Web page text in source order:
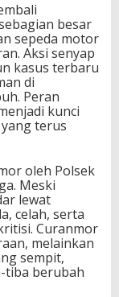
besar
sepeda motor
Aksi senyap
kasus terbaru
di
Peran
kunci
terus
oleh Polsek
Meski
lewat
celah, serta
Curanmor
melainkan
sempit,
tiba berubah